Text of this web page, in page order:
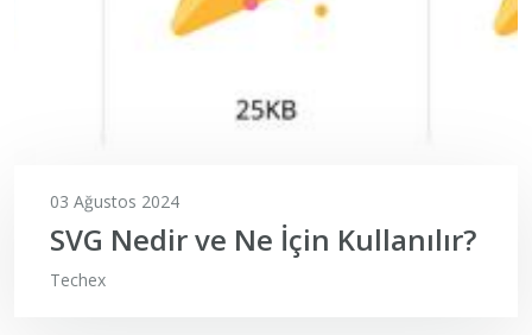
03 Ağustos 2024
SVG Nedir ve Ne İçin Kullanılır?
Techex